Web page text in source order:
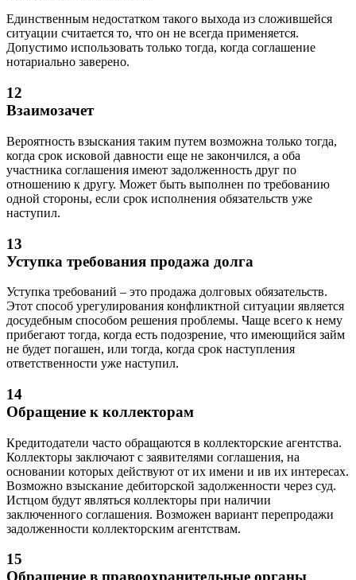
Единственным недостатком такого выхода из сложившейся
ситуации считается то, что он не всегда применяется.
Допустимо использовать только тогда, когда соглашение
нотариально заверено.
12
Взаимозачет
Вероятность взыскания таким путем возможна только тогда,
когда срок исковой давности еще не закончился, а оба
участника соглашения имеют задолженность друг по
отношению к другу. Может быть выполнен по требованию
одной стороны, если срок исполнения обязательств уже
наступил.
13
Уступка требования продажа долга
Уступка требований – это продажа долговых обязательств.
Этот способ урегулирования конфликтной ситуации является
досудебным способом решения проблемы. Чаще всего к нему
прибегают тогда, когда есть подозрение, что имеющийся займ
не будет погашен, или тогда, когда срок наступления
ответственности уже наступил.
14
Обращение к коллекторам
Кредитодатели часто обращаются в коллекторские агентства.
Коллекторы заключают с заявителями соглашения, на
основании которых действуют от их имени и ив их интересах.
Возможно взыскание дебиторской задолженности через суд.
Истцом будут являться коллекторы при наличии
заключенного соглашения. Возможен вариант перепродажи
задолженности коллекторским агентствам.
15